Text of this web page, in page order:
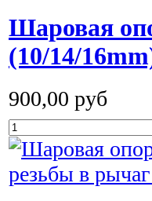
Шаровая
(10/14/
900,00 руб